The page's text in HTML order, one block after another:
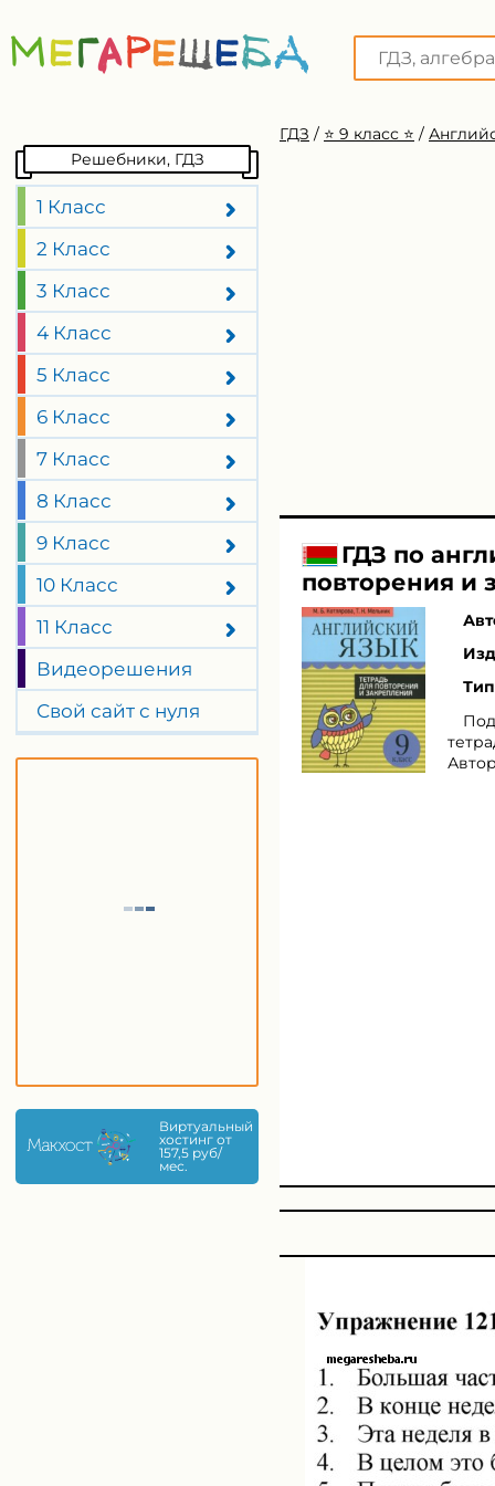
Решебники, ГДЗ
1 Класс
2 Класс
3 Класс
4 Класс
5 Класс
6 Класс
7 Класс
8 Класс
9 Класс
10 Класс
11 Класс
Видеорешения
Свой сайт с нуля
Виртуальный
хостинг от
157,5 руб/
мес.
ГДЗ / ⭐️ 9 класс ⭐️ /
ГДЗ по
повторения и